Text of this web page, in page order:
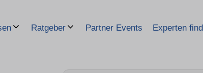
Ratgeber Partner Events Experten